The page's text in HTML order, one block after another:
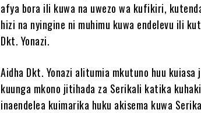
afya bora ili kuwa na uwezo wa kufikiri,
hizi na nyingine ni muhimu kuwa endelevu ili
Dkt. Yonazi.
Aidha Dkt. Yonazi alitumia mkutuno huu
kuunga mkono jitihada za Serikali katika
inaendelea kuimarika huku akisema kuwa